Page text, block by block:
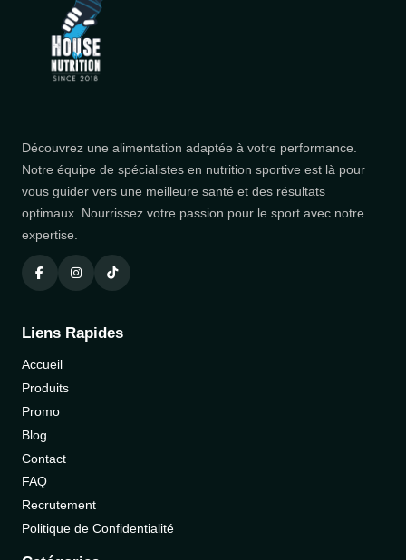
Découvrez une alimentation adaptée à votre performance.
Notre équipe de spécialistes en nutrition sportive est là pour
vous guider vers une meilleure santé et des résultats
optimaux. Nourrissez votre passion pour le sport avec notre
expertise.
Liens Rapides
Accueil
Produits
Promo
Blog
Contact
FAQ
Recrutement
Politique de Confidentialité